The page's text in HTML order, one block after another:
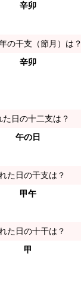
辛卯
の干支（節月）は？
辛卯
た日の十二支は？
午の日
た日の干支は？
甲午
た日の十干は？
甲